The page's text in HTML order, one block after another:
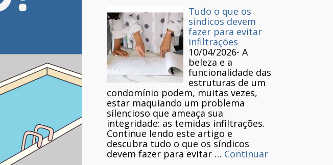
Tudo o que os
síndicos devem
fazer para evitar
infiltrações
10/04/2026- A
beleza e a
funcionalidade das
estruturas de um
condomínio podem, muitas vezes,
estar maquiando um problema
silencioso que ameaça sua
integridade: as temidas infiltrações.
Continue lendo este artigo e
descubra tudo o que os síndicos
devem fazer para evitar … Continuar